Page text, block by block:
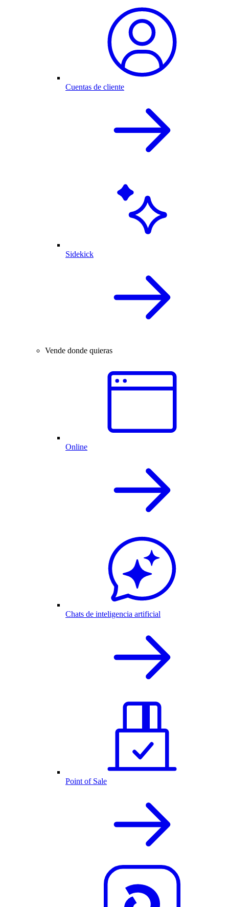
Cuentas de cliente
Sidekick
Vende donde quieras
Online
Chats de inteligencia artificial
Point of Sale